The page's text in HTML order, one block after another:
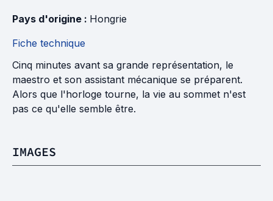
Pays d'origine : Hongrie
Fiche technique
Cinq minutes avant sa grande représentation, le
maestro et son assistant mécanique se préparent.
Alors que l'horloge tourne, la vie au sommet n'est
pas ce qu'elle semble être.
IMAGES